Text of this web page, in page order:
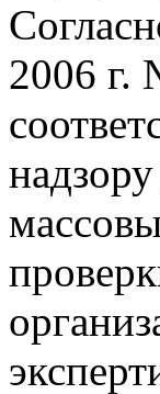
2006 г.